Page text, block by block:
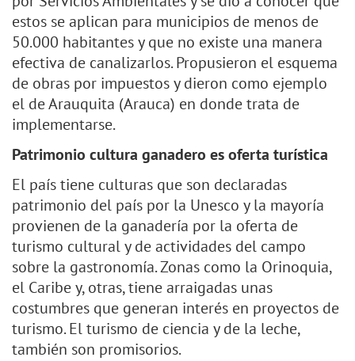
estos se aplican para municipios de menos de
50.000 habitantes y que no existe una manera
efectiva de canalizarlos. Propusieron el esquema
de obras por impuestos y dieron como ejemplo
el de Arauquita (Arauca) en donde trata de
implementarse.
Patrimonio cultura ganadero es oferta turística
El país tiene culturas que son declaradas
patrimonio del país por la Unesco y la mayoría
provienen de la ganadería por la oferta de
turismo cultural y de actividades del campo
sobre la gastronomía. Zonas como la Orinoquia,
el Caribe y, otras, tiene arraigadas unas
costumbres que generan interés en proyectos de
turismo. El turismo de ciencia y de la leche,
también son promisorios.